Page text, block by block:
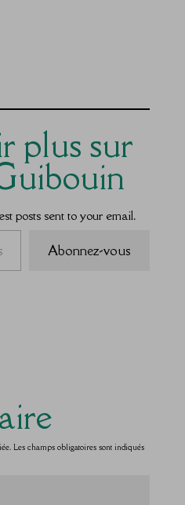
plus sur
posts sent to your email.
Abonnez-vous
Les champs obligatoires sont indiqués